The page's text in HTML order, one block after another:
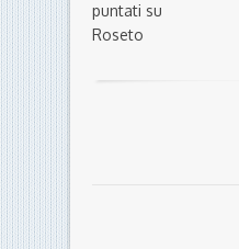
puntati su
Roseto